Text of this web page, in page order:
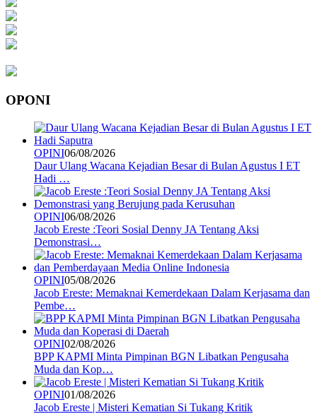
OPONI
OPINI06/08/2026
Daur Ulang Wacana Kejadian Besar di Bulan Agustus I ET
Hadi …
OPINI06/08/2026
Jacob Ereste :Teori Sosial Denny JA Tentang Aksi
Demonstrasi…
OPINI05/08/2026
Jacob Ereste: Memaknai Kemerdekaan Dalam Kerjasama dan
Pembe…
OPINI02/08/2026
BPP KAPMI Minta Pimpinan BGN Libatkan Pengusaha
Muda dan Kop…
OPINI01/08/2026
Jacob Ereste | Misteri Kematian Si Tukang Kritik